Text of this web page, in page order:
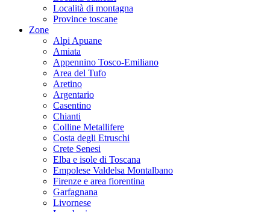
Località di montagna
Province toscane
Zone
Alpi Apuane
Amiata
Appennino Tosco-Emiliano
Area del Tufo
Aretino
Argentario
Casentino
Chianti
Colline Metallifere
Costa degli Etruschi
Crete Senesi
Elba e isole di Toscana
Empolese Valdelsa Montalbano
Firenze e area fiorentina
Garfagnana
Livornese